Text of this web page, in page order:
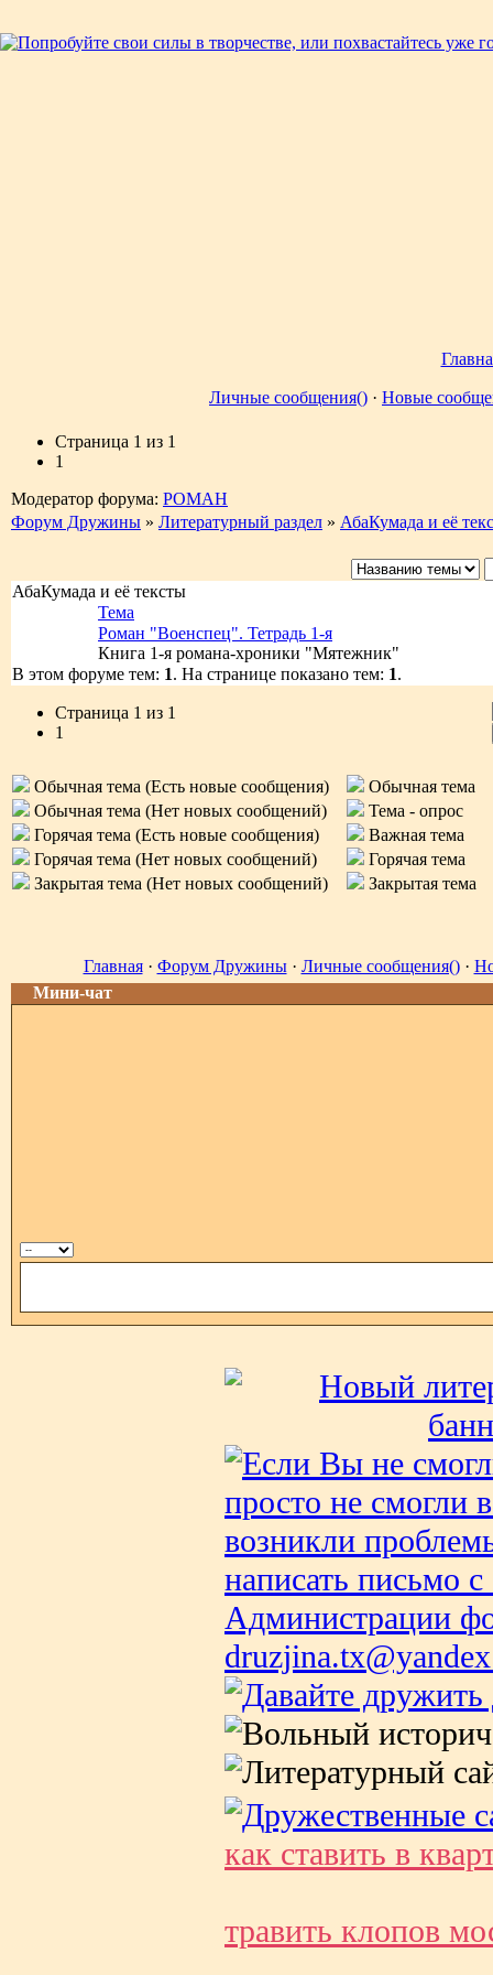
Личные сообщения() · Новые
Страница 1 из 1
1
Модератор форума: РОМАН
Форум Дружины » Литературный раздел » АбаКумада и её
АбаКумада и её тексты
Тема
Роман "Военспец". Тетрадь 1-я
Книга 1-я романа-хроники "Мятежник"
В этом форуме тем: 1. На странице показано тем: 1.
Страница 1 из 1
1
Обычная тема (Есть новые сообщения)
Обычная тема
Обычная тема (Нет новых сообщений)
Тема - опрос
Горячая тема (Есть новые сообщения)
Важная тема
Горячая тема (Нет новых сообщений)
Горячая тема
Закрытая тема (Нет новых сообщений)
Закрытая тема
Главная· Форум Дружины· Личные сообщения()·
Мини-чат
как ставить в
травить клопов